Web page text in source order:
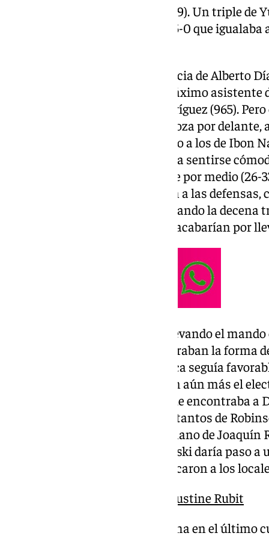
para lograr un parcial 2-10 (14-19). Un triple
impulsaba a los suyos para un 5-0 que
En el segundo acto, una asistencia de Alberto
convirtió al malagueño en el máximo asistente
Endesa, superando a Berni Rodríguez (965).
colocarse el Casademont Zaragoza por
Tyson Pérez le devolvía el mando a los de Ibon
intercambio de puntos, volvían a sentirse
triple de Duarte ponían tierra de por medio
cuarto, los ataques se imponían a las
para mantener el mando, superando la decena
Dos tiros libres de Bell-Haynes acabarían por
A la reanudación continuaba llevando el
Pérez, si bien los maños encontraban la forma
malagueños (42-49). La dinámica seguía
Rodríguez a la cabeza apretaban aún más el
Kalinoski disipaba las dudas, que encontraba a
para un parcial 0-7 (50-58). Los tantos de
aragoneses, que otra vez de la mano de
tiro (59-62). Un 2+1 de Balcerowski daría paso
Casademont Zaragoza que acercaron a los
El Unicaja tiene atado a Agustine Rubit
Dos triples de Perry abrían brecha en el último